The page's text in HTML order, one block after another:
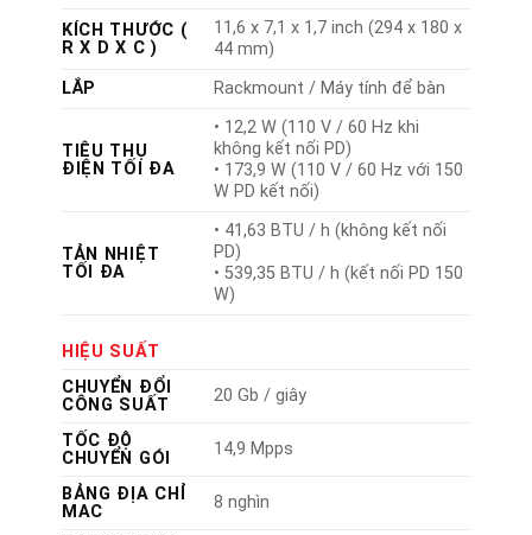
KÍCH THƯỚC (
R X D X C )
11,6 x 7,1 x 1,7 inch (294 x 180 x
44 mm)
LẮP
Rackmount / Máy tính để bàn
TIÊU THỤ
ĐIỆN TỐI ĐA
• 12,2 W (110 V / 60 Hz khi
không kết nối PD)
• 173,9 W (110 V / 60 Hz với 150
W PD kết nối)
TẢN NHIỆT
TỐI ĐA
• 41,63 BTU / h (không kết nối
PD)
• 539,35 BTU / h (kết nối PD 150
W)
HIỆU SUẤT
CHUYỂN ĐỔI
CÔNG SUẤT
20 Gb / giây
TỐC ĐỘ
CHUYỂN GÓI
14,9 Mpps
BẢNG ĐỊA CHỈ
MAC
8 nghìn